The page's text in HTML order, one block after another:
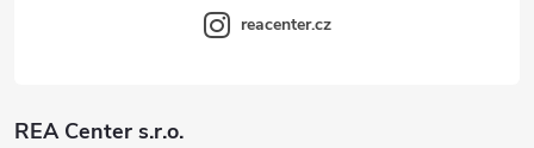
REA Center s.r.o.
reacenter.cz